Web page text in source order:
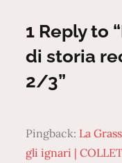
1 Reply to
di storia
2/3”
Pingback: La
gli ignari |